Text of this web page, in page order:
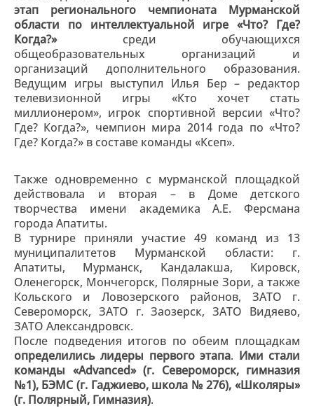
этап регионального чемпионата Мурманской
области по интеллектуальной игре «Что? Где?
Когда?»среди обучающихся
общеобразовательных организаций и
организаций дополнительного образования.
Ведущим игры выступил Илья Бер – редактор
телевизионной игры «Кто хочет стать
миллионером», игрок спортивной версии «Что?
Где? Когда?», чемпион мира 2014 года по «Что?
Где? Когда?» в составе команды «Ксеп».
Также одновременно с мурманской площадкой
действовала и вторая – в Доме детского
творчества имени академика А.Е. Ферсмана
города Апатиты.
В турнире приняли участие 49 команд из 13
муниципалитетов Мурманской области: г.
Апатиты, Мурманск, Кандалакша, Кировск,
Оленегорск, Мончегорск, Полярные Зори, а также
Кольского и Ловозерского районов, ЗАТО г.
Североморск, ЗАТО г. Заозерск, ЗАТО Видяево,
ЗАТО Александровск.
После подведения итогов по обеим площадкам
определились лидеры первого этапа. Ими стали
команды «Advanced» (г. Североморск, гимназия
№1), БЭМС (г. Гаджиево, школа № 276), «Школяры»
(г. Полярный, Гимназия).